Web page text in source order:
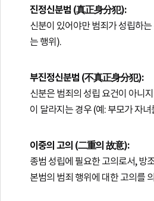
진정신분범 (真正身分犯):
신분이 있어야만 범죄가 성립하
는 행위).
부진정신분범 (不真正身分犯):
신분은 범죄의 성립 요건이 아니
이 달라지는 경우 (예: 부모가 자
이중의 고의 (二重의 故意):
종범 성립에 필요한 고의로서, 방
본범의 범죄 행위에 대한 고의를